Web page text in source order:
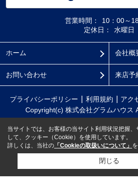
営業時間：
10：00～
定休日：
水曜日
ホーム 会社概
お問い合わせ 来店予
プライバシーポリシー 利用規約 アク
Copyright(c) 株式会社グラムハウス
当サイトでは、お客様の当サイト利用状況把握、
して、クッキー（Cookie）を使用しています。
詳しくは、当社の 「Cookieの取扱いについて」
閉じる